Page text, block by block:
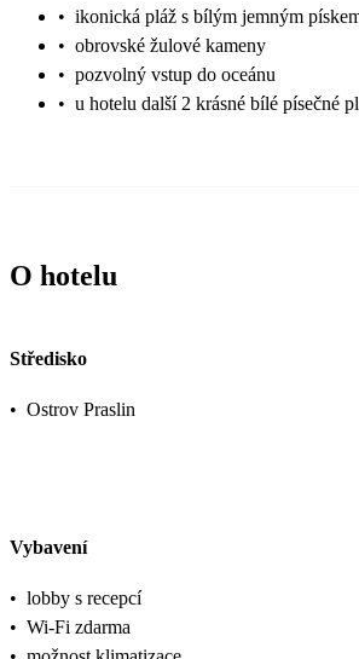
• ikonická pláž s bílým jemným
• obrovské žulové kameny
• pozvolný vstup do oceánu
• u hotelu další 2 krásné bílé písečné
O hotelu
Středisko
• Ostrov Praslin
Vybavení
• lobby s recepcí
• Wi-Fi zdarma